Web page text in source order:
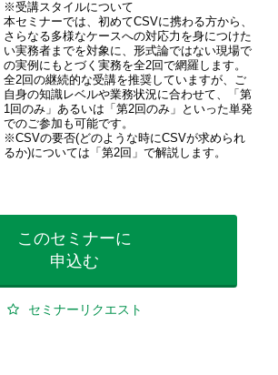
※受講スタイルについて
本セミナーでは、初めてCSVに携わる方から、
さらなる多様なケースへの対応力を身につけた
い実務者までを対象に、形式論ではない現場で
の実例にもとづく実務を全2回で網羅します。
全2回の継続的な受講を推奨していますが、ご
自身の知識レベルや業務状況に合わせて、「第
1回のみ」あるいは「第2回のみ」といった単発
でのご参加も可能です。
※CSVの要否(どのような時にCSVが求められ
るか)については「第2回」で解説します。
このセミナーに
申込む
セミナーリクエスト